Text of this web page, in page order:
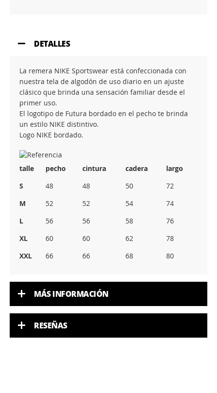
DETALLES
La remera NIKE Sportswear está confeccionada con
nuestra tela de algodón de uso diario en un ajuste
clásico que brinda una sensación familiar desde el
primer uso.
El logotipo de Futura bordado en el pecho te brinda
un estilo NIKE distintivo.
Logo NIKE bordado.
talle pecho cintura cadera
largo
S
48 48 50
72
M
52 52 54
74
L
56 56 58
76
XL
60 60 62
78
XXL
66 66 68 80
MÁS INFORMACIÓN
RESEÑAS